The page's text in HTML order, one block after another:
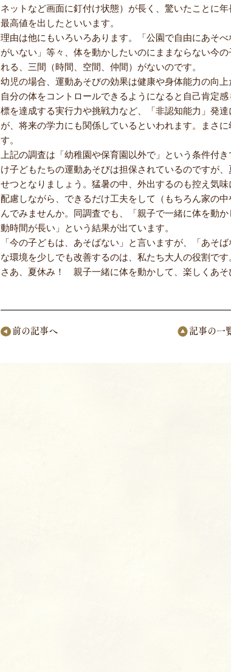
ネットなど画面に釘付け状態）が長く、驚いたことに
最高値を出したといいます。
理由は他にもいろいろあります。「公園で自由にあそ
がいない」等々、体を動かしたいのにままならない今
れる、三間（時間、空間、仲間）がないのです。
幼児の場合、運動あそびの効果は健康や身体能力の向上
自分の体をコントロールできるようになると自己肯定
標を達成する実行力や挑戦力など、「非認知能力」発
が、将来の学力にも関係しているといわれます。まさ
す。
上記の調査は「幼稚園や保育園以外で」という条件付
け子どもたちの運動あそびは担保されているのですが
せつとなりましょう。猛暑の中、外出するのも控え気
配慮しながら、できるだけ工夫をして（もちろん家の
んでみませんか。同調査でも、「親子で一緒に体を動
動時間が長い」という結果が出ています。
「今の子どもは、あそばない」と言いますが、「あそ
な環境を少しでも改善するのは、私たち大人の役割です
さあ、夏休み！ 親子一緒に体を動かして、楽しくあそ
前の記事へ 記事の一